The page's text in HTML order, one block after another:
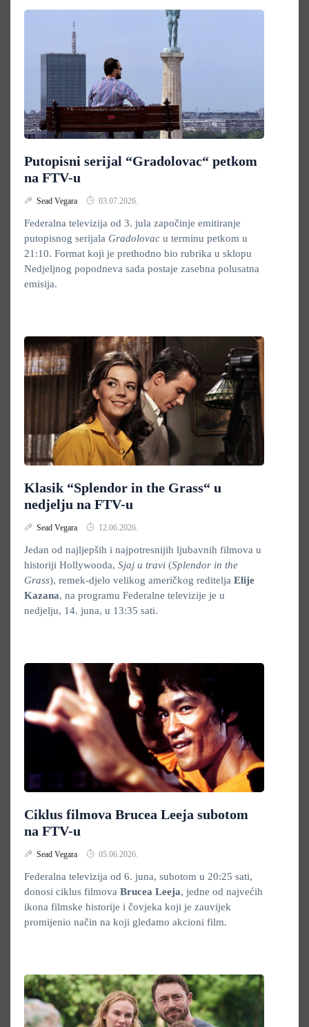
Putopisni serijal “Gradolovac“ petkom
na FTV-u
Sead Vegara 03.07.2026.
Federalna televizija od 3. jula započinje emitiranje
putopisnog serijala Gradolovac u terminu petkom u
21:10. Format koji je prethodno bio rubrika u sklopu
Nedjeljnog popodneva sada postaje zasebna polusatna
emisija.
Klasik “Splendor in the Grass“ u
nedjelju na FTV-u
Sead Vegara 12.06.2026.
Jedan od najljepših i najpotresnijih ljubavnih filmova u
historiji Hollywooda, Sjaj u travi (Splendor in the
Grass), remek-djelo velikog američkog reditelja Elije
Kazana, na programu Federalne televizije je u
nedjelju, 14. juna, u 13:35 sati.
Ciklus filmova Brucea Leeja subotom
na FTV-u
Sead Vegara 05.06.2026.
Federalna televizija od 6. juna, subotom u 20:25 sati,
donosi ciklus filmova Brucea Leeja, jedne od najvećih
ikona filmske historije i čovjeka koji je zauvijek
promijenio način na koji gledamo akcioni film.